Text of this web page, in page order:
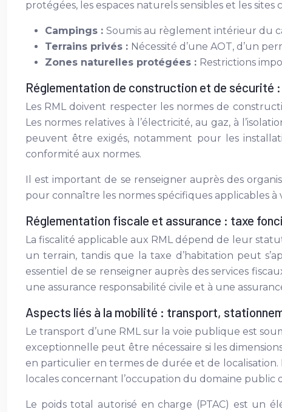
protégées, les espaces naturels sensibles et les
Campings : Soumis au règlement intérieur du
Terrains privés : Nécessité d’une AOT, d’un
Zones naturelles protégées : Restrictions
Réglementation de construction et de sécurité
Les RML doivent respecter les normes de
Les normes relatives à l’électricité, au gaz, à
peuvent être exigés, notamment pour les
conformité aux normes.
Il est important de se renseigner auprès des
pour connaître les normes spécifiques applicables à
Réglementation fiscale et assurance : taxe
La fiscalité applicable aux RML dépend de leur
un terrain, tandis que la taxe d’habitation peut
essentiel de se renseigner auprès des services
une assurance responsabilité civile et à une
Aspects liés à la mobilité : transport,
Le transport d’une RML sur la voie publique est
exceptionnelle peut être nécessaire si les
en particulier en termes de durée et de
locales concernant l’occupation du domaine public
Le poids total autorisé en charge (PTAC) est un